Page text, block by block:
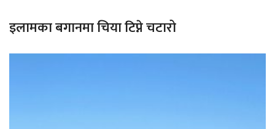
इलामका बगानमा चिया टिप्ने चटारो